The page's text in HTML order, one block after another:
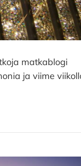
matkablogi
ja viime